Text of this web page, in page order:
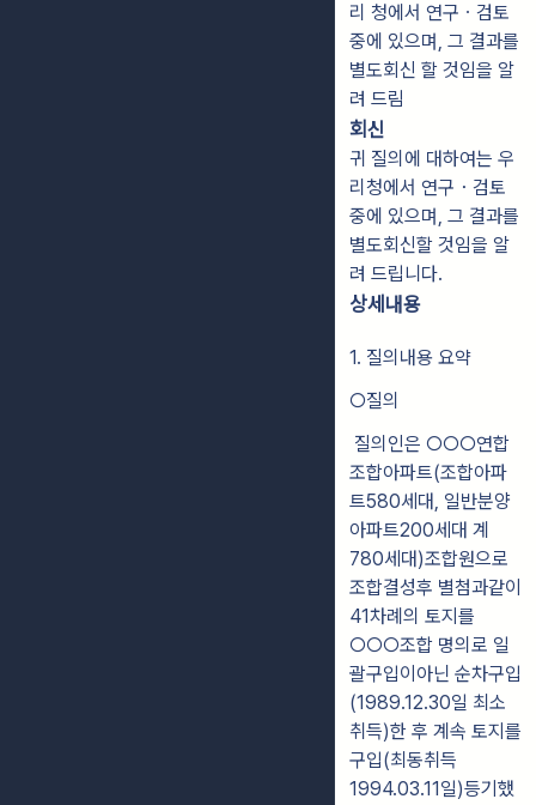
리 청에서 연구ㆍ검토
중에 있으며, 그 결과를
별도회신 할 것임을 알
려 드림
회신
귀 질의에 대하여는 우
리청에서 연구・검토
중에 있으며, 그 결과를
별도회신할 것임을 알
려 드립니다.
상세내용
1. 질의내용 요약
○질의
질의인은 ○○○연합
조합아파트(조합아파
트580세대, 일반분양
아파트200세대 계
780세대)조합원으로
조합결성후 별첨과같이
41차례의 토지를
○○○조합 명의로 일
괄구입이아닌 순차구입
(1989.12.30일 최소
취득)한 후 계속 토지를
구입(최동취득
1994.03.11일)등기했